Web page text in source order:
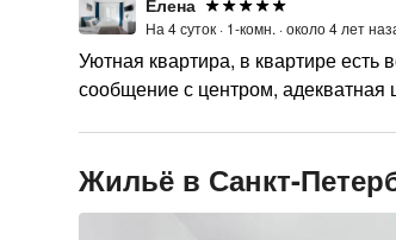
Елена
На 4 суток · 1-комн. ·около 4 лет
Уютная квартира, в квартире
сообщение с центром, адекватная
Жильё в Санкт-